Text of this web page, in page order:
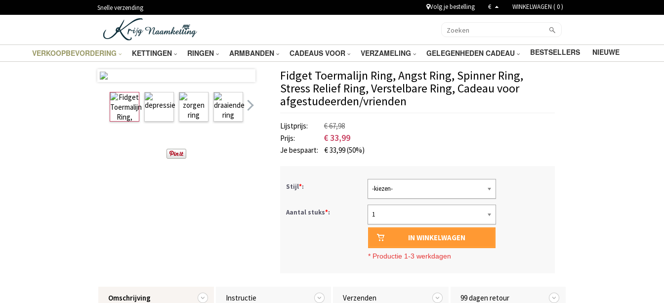
Snelle verzending Volg je bestelling € WINKELWAGEN (0)
VERKOOPBEVORDERING KETTINGEN RINGEN ARMBANDEN CADEAUS VOOR VERZAMELING GELEGENHEDEN CADEAU BESTSELLERS NIEUWE
Fidget Toermalijn Ring, Angst Ring, Spinner Ring,
Stress Relief Ring, Verstelbare Ring, Cadeau voor
afgestudeerden/vrienden
Lijstprijs:
€ 67,98
Prijs:
€33,99
Je bespaart: €33,99(50%)
Stijl*: -kiezen-
Aantal stuks*: 1
IN WINKELWAGEN
* Productie 1-3 werkdagen
Omschrijving Instructie Verzenden 99 dagen retour